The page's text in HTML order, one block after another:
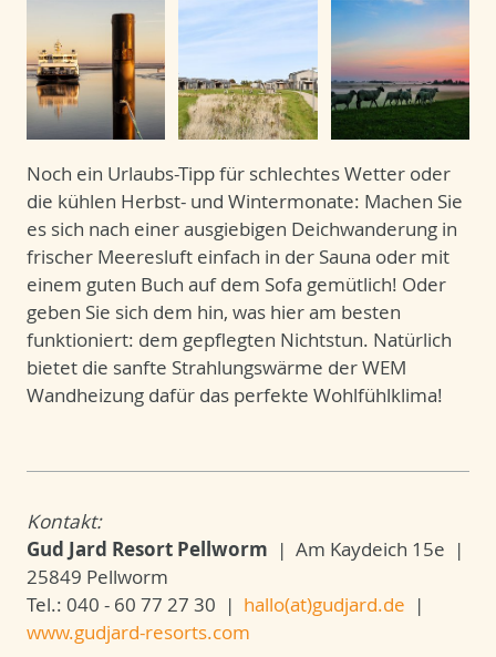
Noch ein Urlaubs-Tipp für schlechtes Wetter oder
die kühlen Herbst- und Wintermonate: Machen Sie
es sich nach einer ausgiebigen Deichwanderung in
frischer Meeresluft einfach in der Sauna oder mit
einem guten Buch auf dem Sofa gemütlich! Oder
geben Sie sich dem hin, was hier am besten
funktioniert: dem gepflegten Nichtstun. Natürlich
bietet die sanfte Strahlungswärme der WEM
Wandheizung dafür das perfekte Wohlfühlklima!
Kontakt:
Gud Jard Resort Pellworm | Am Kaydeich 15e |
25849 Pellworm
Tel.: 040 - 60 77 27 30 | hallo(at)gudjard.de |
www.gudjard-resorts.com